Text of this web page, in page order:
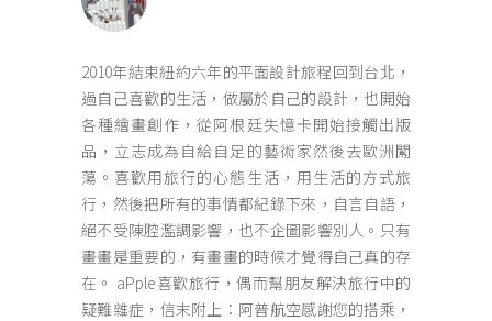
2010年結束紐約六年的平面設計旅程回到台北，
過自己喜歡的生活，做屬於自己的設計，也開始
各種繪畫創作，從阿根廷失憶卡開始接觸出版
品，立志成為自給自足的藝術家然後去歐洲闖
蕩。喜歡用旅行的心態生活，用生活的方式旅
行，然後把所有的事情都紀錄下來，自言自語，
絕不受陳腔濫調影響，也不企圖影響別人。只有
畫畫是重要的，有畫畫的時候才覺得自己真的存
在。 aPple喜歡旅行，偶而幫朋友解決旅行中的
疑難雜症，信末附上：阿普航空感謝您的搭乘，